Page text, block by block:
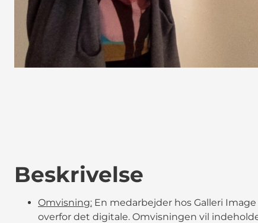
Beskrivelse
Omvisning: En medarbejder hos Galleri
overfor det digitale. Omvisningen vil